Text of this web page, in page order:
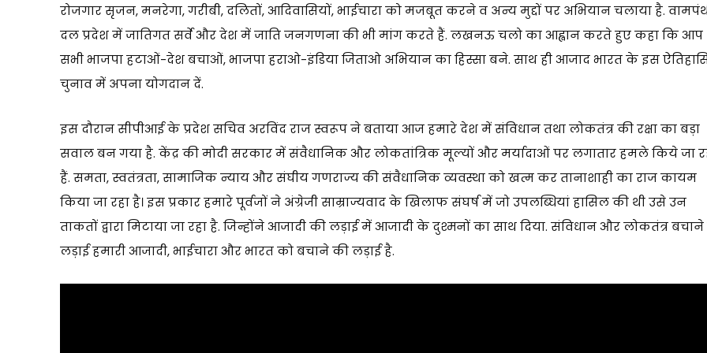
रोजगार सृजन, मनरेगा, गरीबी, दलितों, आदिवासियों, भाईचारा को मजबूत करने व अन्य मुद्दों पर अभियान चलाया है.
दल प्रदेश में जातिगत सर्वे और देश में जाति जनगणना की भी मांग करते हैं. लखनऊ चलो का आह्वान करते हुए कहा कि आप
सभी भाजपा हटाओं-देश बचाओं, भाजपा हराओ-इंडिया जिताओ अभियान का हिस्सा बने. साथ ही आजाद भारत के इस
चुनाव में अपना योगदान दें.
इस दौरान सीपीआई के प्रदेश सचिव अरविंद राज स्वरूप ने बताया आज हमारे देश में संविधान तथा लोकतंत्र की रक्षा का बड़ा
सवाल बन गया है. केंद्र की मोदी सरकार में संवैधानिक और लोकतांत्रिक मूल्यों और मर्यादाओं पर लगातार हमले किये जा
हैं. समता, स्वतंत्रता, सामाजिक न्याय और संघीय गणराज्य की संवैधानिक व्यवस्था को खत्म कर तानाशाही का राज कायम
किया जा रहा है। इस प्रकार हमारे पूर्वजों ने अंग्रेजी साम्राज्यवाद के खिलाफ संघर्ष में जो उपलब्धियां हासिल की थी उसे उन
ताकतों द्वारा मिटाया जा रहा है. जिन्होंने आजादी की लड़ाई में आजादी के दुश्मनों का साथ दिया. संविधान और लोकतंत्र
लड़ाई हमारी आजादी, भाईचारा और भारत को बचाने की लड़ाई है.